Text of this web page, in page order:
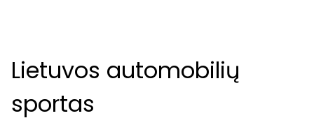
Lietuvos automobilių
sportas